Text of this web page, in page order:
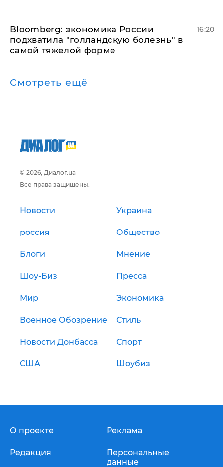
Bloomberg: экономика России
подхватила "голландскую болезнь" в
самой тяжелой форме
16:20
Смотреть ещё
© 2026, Диалог.ua
Все права защищены.
Новости Украина
россия Общество
Блоги Мнение
Шоу-Биз Пресса
Мир Экономика
Военное Обозрение Стиль
Новости Донбасса Спорт
США Шоубиз
О проекте
Редакция
Реклама
Персональные
данные